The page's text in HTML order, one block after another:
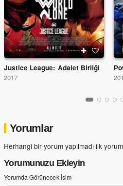
Justice League: Adalet Birliği
2017
Yorumlar
Herhangi bir yorum yapılmadı ilk
Yorumunuzu Ekleyin
Yorumda Görünecek İsim